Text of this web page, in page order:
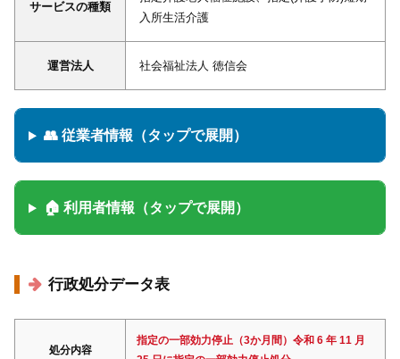
サービスの種類
入所生活介護
運営法人 社会福祉法人 徳信会
👥 従業者情報（タップで展開）
🏠 利用者情報（タップで展開）
行政処分データ表
処分内容
指定の一部効力停止（3か月間）令和 6 年 11 月